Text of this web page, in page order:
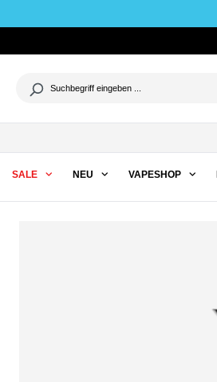
SALE NEU VAPESHOP